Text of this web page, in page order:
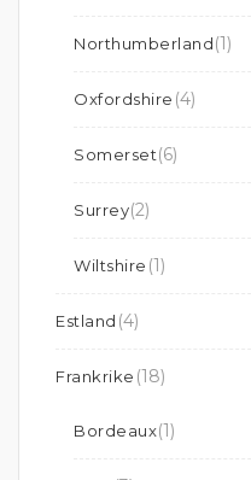
Northumberland(1)
Oxfordshire (4)
Somerset(6)
Surrey(2)
Wiltshire (1)
Estland (4)
Frankrike (18)
Bordeaux(1)